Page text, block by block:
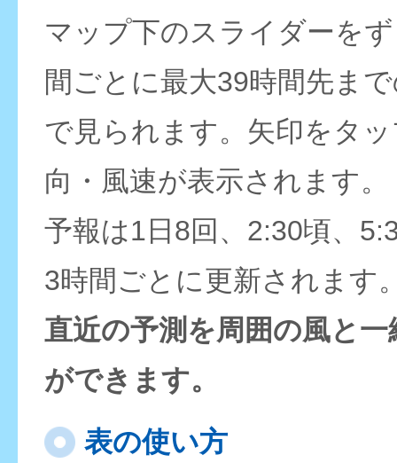
マップ下のスライダーを
間ごとに最大39時間先ま
で見られます。矢印をタ
向・風速が表示されます。
予報は1日8回、2:30頃、
3時間ごとに更新されます
直近の予測を周囲の風と
ができます。
表の使い方